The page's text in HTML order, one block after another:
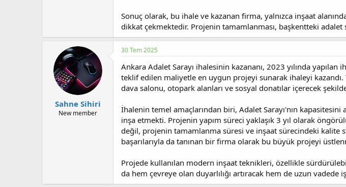
Sonuç olarak, bu ihale ve kazanan firma, yalnızca inşaat
dikkat çekmektedir. Projenin tamamlanması, başkentteki
Sahne Sihiri
New member
30 Tem 2025
Ankara Adalet Sarayı ihalesinin kazananı, 2023 yılında
teklif edilen maliyetle en uygun projeyi sunarak ihaleyi
dava salonu, otopark alanları ve sosyal donatılar içerecek
İhalenin temel amaçlarından biri, Adalet Sarayı'nın
inşa etmekti. Projenin yapım süreci yaklaşık 3 yıl olarak
değil, projenin tamamlanma süresi ve inşaat sürecindeki kalite
başarılarıyla da tanınan bir firma olarak bu büyük projeyi
Projede kullanılan modern inşaat teknikleri, özellikle
da hem çevreye olan duyarlılığı artıracak hem de uzun vadede